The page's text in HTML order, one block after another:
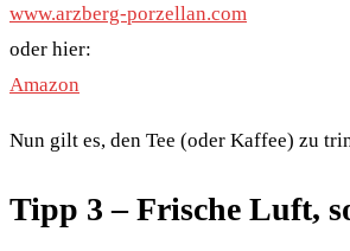
www.arzberg-porzellan.com
oder hier:
Amazon
Nun gilt es, den Tee (oder Kaffee) zu
Tipp 3 – Frische Luft,